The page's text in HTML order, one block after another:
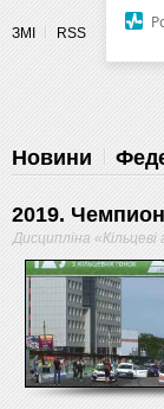
ЗМІ RSS
Новини
2019.
Дисципліна «Кільцеві